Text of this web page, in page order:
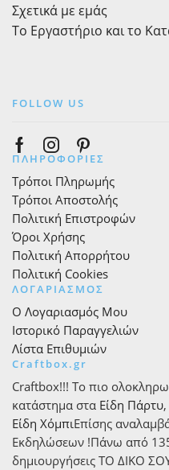
Σχετικά με εμάς
Το Εργαστήριο και το
FOLLOW US
Facebook
Instagram
Pinterest
ΠΛΗΡΟΦΟΡΙΕΣ
Τρόποι Πληρωμής
Τρόποι Αποστολής
Πολιτική Επιστροφών
Όροι Χρήσης
Πολιτική Απορρήτου
Πολιτική Cookies
ΛΟΓΑΡΙΑΣΜΟΣ
Ο Λογαριασμός Μου
Ιστορικό Παραγγελιών
Λίστα Επιθυμιών
Craftbox.gr
Craftbox!!! Το πιο
κατάστημα στα Είδη Πάρτυ,
Είδη ΧόμπιΕπίσης
Εκδηλώσεων !Πάνω από
δημιουργήσεις ΤΟ ΔΙΚΟ